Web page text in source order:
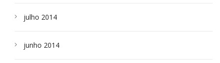
julho 2014
junho 2014